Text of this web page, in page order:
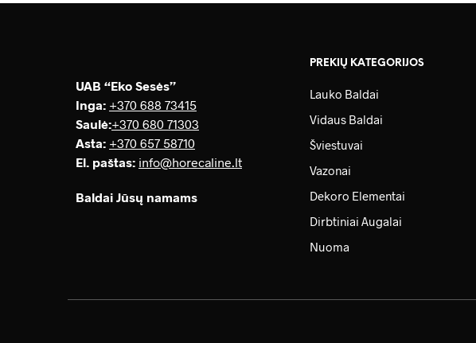
UAB “Eko Sesės”
Inga: +370 688 73415
Saulė:+370 680 71303
Asta: +370 657 58710
El. paštas: info@horecaline.lt
Baldai Jūsų namams
PREKIŲ KATEGORIJOS
Lauko Baldai
Vidaus Baldai
Šviestuvai
Vazonai
Dekoro Elementai
Dirbtiniai Augalai
Nuoma